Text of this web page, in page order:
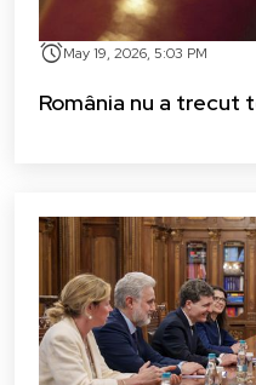
alarmMay 19, 2026, 5:03 PM
România nu a trecut